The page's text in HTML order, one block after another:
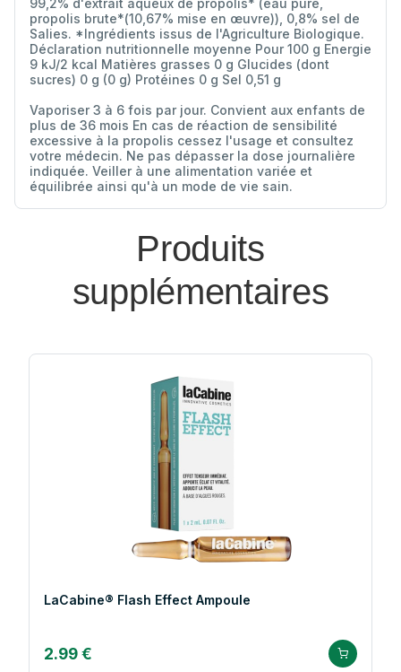
propolis brute*(10,67% mise en œuvre)), 0,8% sel de
Salies. *Ingrédients issus de l'Agriculture Biologique.
Déclaration nutritionnelle moyenne Pour 100 g Energie
9 kJ/2 kcal Matières grasses 0 g Glucides (dont
sucres) 0 g (0 g) Protéines 0 g Sel 0,51 g
Vaporiser 3 à 6 fois par jour. Convient aux enfants de
plus de 36 mois En cas de réaction de sensibilité
excessive à la propolis cessez l'usage et consultez
votre médecin. Ne pas dépasser la dose journalière
indiquée. Veiller à une alimentation variée et
équilibrée ainsi qu'à un mode de vie sain.
Produits
supplémentaires
LaCabine® Flash Effect Ampoule
2.99 €